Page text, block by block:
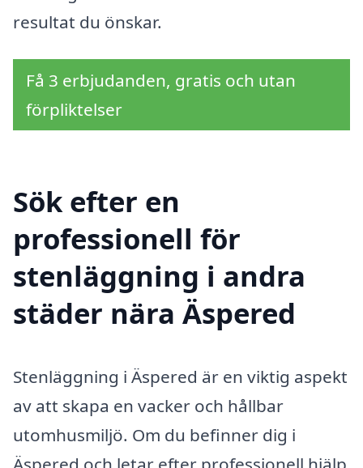
resultat du önskar.
Få 3 erbjudanden, gratis och utan
förpliktelser
Sök efter en
professionell för
stenläggning i andra
städer nära Äspered
Stenläggning i Äspered är en viktig aspekt
av att skapa en vacker och hållbar
utomhusmiljö. Om du befinner dig i